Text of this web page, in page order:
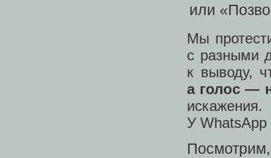
Мы
с разными
к выводу,
а голос —
У